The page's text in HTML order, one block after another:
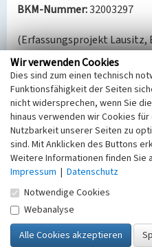
BKM-Nummer:32003297
(Erfassungsprojekt Lausitz,
Grube Gute Hoffnung
Schlagwörter
Untertagebergwerk
Ort
Bronkow
Fachsicht(en)
Denkmalpflege
Erfassungsmaßstab
Keine Angabe
Erfassungsmethode
Übernahme aus externer
Wir verwenden Cookies
Dies sind zum einen technisch
Funktionsfähigkeit der Seiten
nicht widersprechen, wenn Sie
hinaus verwenden wir Cookies
Nutzbarkeit unserer Seiten zu
sind. Mit Anklicken des Buttons
Weitere Informationen finden Sie
Impressum | Datenschutz
Notwendige Cookies
Webanalyse